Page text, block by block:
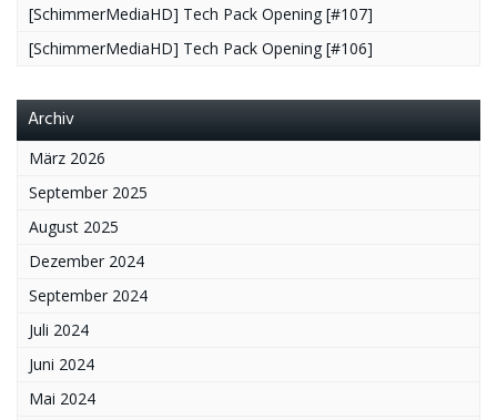
[SchimmerMediaHD] Tech Pack Opening [#107]
[SchimmerMediaHD] Tech Pack Opening [#106]
Archiv
März 2026
September 2025
August 2025
Dezember 2024
September 2024
Juli 2024
Juni 2024
Mai 2024